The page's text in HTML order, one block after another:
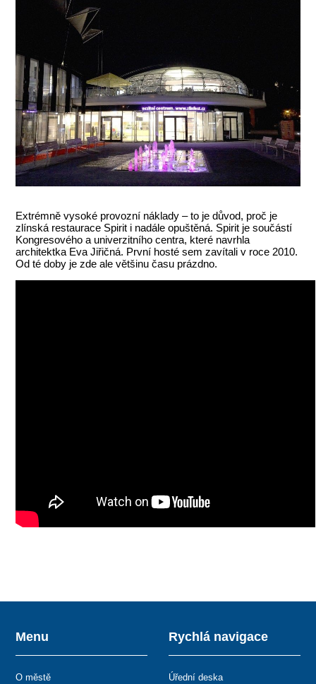
Extrémně vysoké provozní náklady – to je důvod, proč je
zlínská restaurace Spirit i nadále opuštěná. Spirit je součástí
Kongresového a univerzitního centra, které navrhla
architektka Eva Jiřičná. První hosté sem zavítali v roce 2010.
Od té doby je zde ale většinu času prázdno.
Menu
O městě
Rychlá navigace
Úřední deska